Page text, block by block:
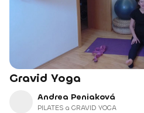
Gravid Yoga
Andrea Peniaková
PILATES a GRAVID YOGA